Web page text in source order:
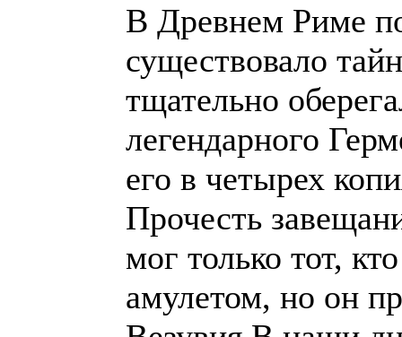
В Древнем Риме
существовало
тщательно
легендарного
его в четырех
Прочесть
мог только тот,
амулетом, но он